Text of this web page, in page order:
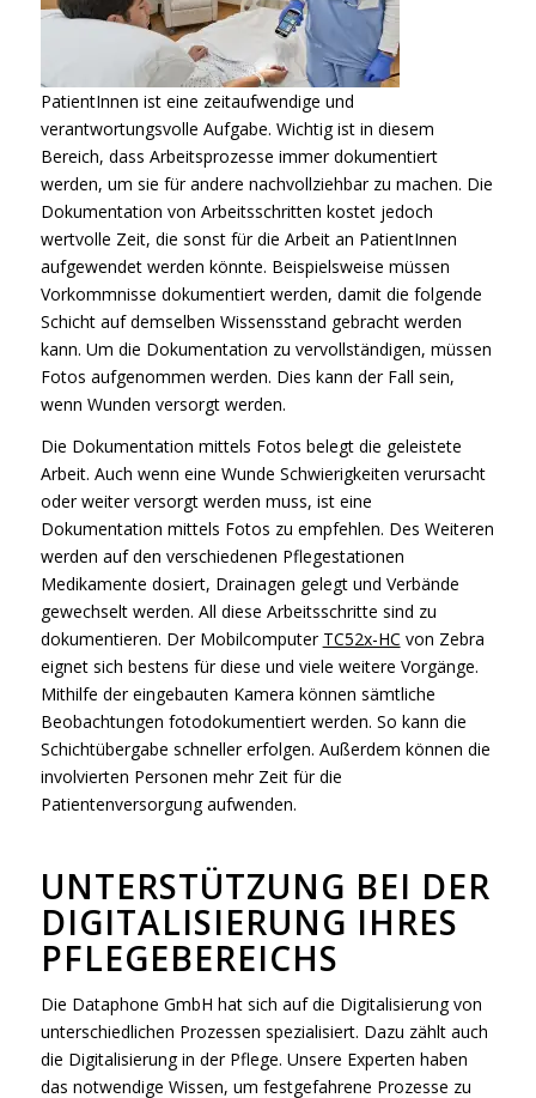
PatientInnen ist eine zeitaufwendige und
verantwortungsvolle Aufgabe. Wichtig ist in diesem
Bereich, dass Arbeitsprozesse immer dokumentiert
werden, um sie für andere nachvollziehbar zu machen. Die
Dokumentation von Arbeitsschritten kostet jedoch
wertvolle Zeit, die sonst für die Arbeit an PatientInnen
aufgewendet werden könnte. Beispielsweise müssen
Vorkommnisse dokumentiert werden, damit die folgende
Schicht auf demselben Wissensstand gebracht werden
kann. Um die Dokumentation zu vervollständigen, müssen
Fotos aufgenommen werden. Dies kann der Fall sein,
wenn Wunden versorgt werden.
Die Dokumentation mittels Fotos belegt die geleistete
Arbeit. Auch wenn eine Wunde Schwierigkeiten verursacht
oder weiter versorgt werden muss, ist eine
Dokumentation mittels Fotos zu empfehlen. Des Weiteren
werden auf den verschiedenen Pflegestationen
Medikamente dosiert, Drainagen gelegt und Verbände
gewechselt werden. All diese Arbeitsschritte sind zu
dokumentieren. Der Mobilcomputer TC52x-HC von Zebra
eignet sich bestens für diese und viele weitere Vorgänge.
Mithilfe der eingebauten Kamera können sämtliche
Beobachtungen fotodokumentiert werden. So kann die
Schichtübergabe schneller erfolgen. Außerdem können die
involvierten Personen mehr Zeit für die
Patientenversorgung aufwenden.
UNTERSTÜTZUNG BEI DER
DIGITALISIERUNG IHRES
PFLEGEBEREICHS
Die Dataphone GmbH hat sich auf die Digitalisierung von
unterschiedlichen Prozessen spezialisiert. Dazu zählt auch
die Digitalisierung in der Pflege. Unsere Experten haben
das notwendige Wissen, um festgefahrene Prozesse zu